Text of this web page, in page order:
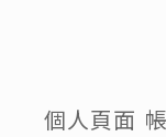
個人頁面